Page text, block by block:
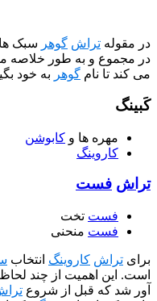
گوهرسبک ها و تکنیک
و به طور خلاصه مسیری که
گوهر به خود بگیرد را می
ها و
کابوشن
تخت
منحنی
کاروینگانتخابسنگمناسب
از چند لحاظ قابل
قبل از شروع تراش سنگدو